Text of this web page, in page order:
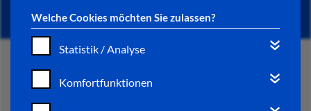
Welche Cookies möchten Sie zulassen?
Statistik / Analyse
Komfortfunktionen
START